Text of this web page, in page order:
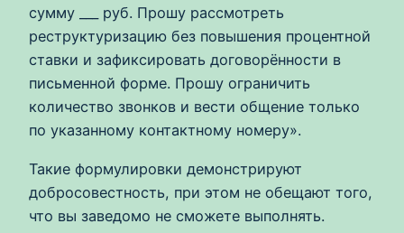
сумму ___ руб. Прошу рассмотреть
реструктуризацию без повышения процентной
ставки и зафиксировать договорённости в
письменной форме. Прошу ограничить
количество звонков и вести общение только
по указанному контактному номеру».
Такие формулировки демонстрируют
добросовестность, при этом не обещают того,
что вы заведомо не сможете выполнять.